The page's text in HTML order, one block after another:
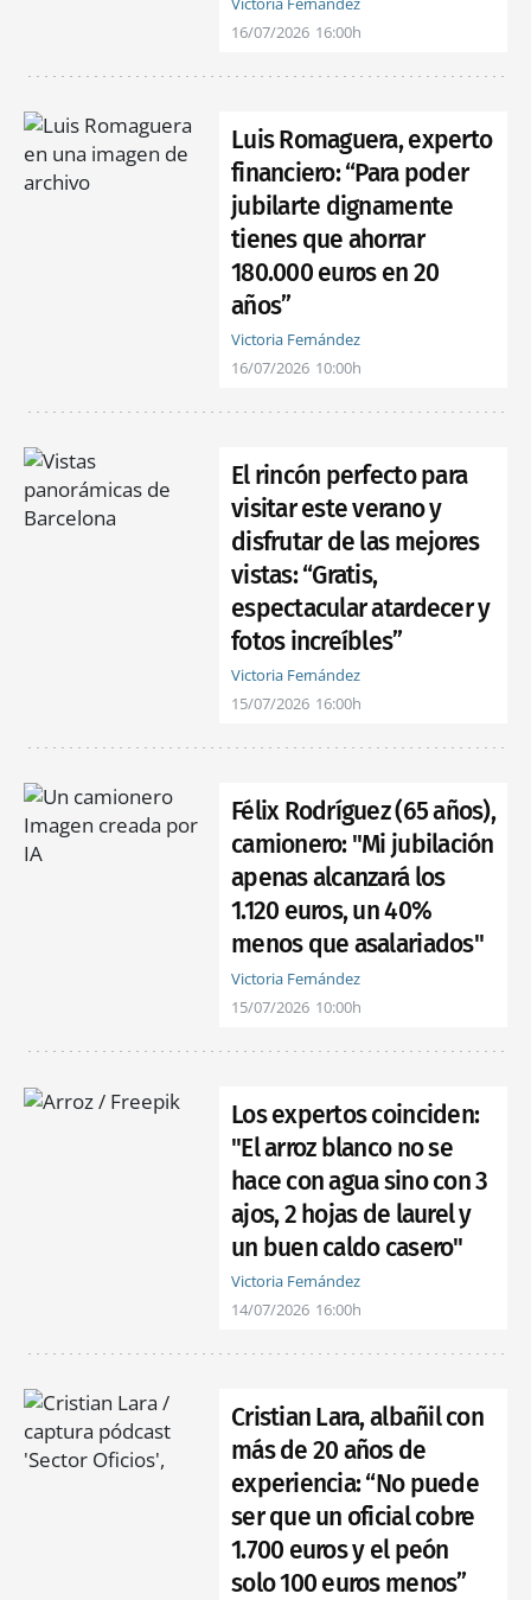
16/07/2026 16:00h
Luis Romaguera, experto
financiero: “Para poder
jubilarte dignamente
tienes que ahorrar
180.000 euros en 20
años”
Victoria Fernández
16/07/2026 10:00h
El rincón perfecto para
visitar este verano y
disfrutar de las mejores
vistas: “Gratis,
espectacular atardecer y
fotos increíbles”
Victoria Fernández
15/07/2026 16:00h
Félix Rodríguez (65 años),
camionero: "Mi jubilación
apenas alcanzará los
1.120 euros, un 40%
menos que asalariados"
Victoria Fernández
15/07/2026 10:00h
Los expertos coinciden:
"El arroz blanco no se
hace con agua sino con 3
ajos, 2 hojas de laurel y
un buen caldo casero"
Victoria Fernández
14/07/2026 16:00h
Cristian Lara, albañil con
más de 20 años de
experiencia: “No puede
ser que un oficial cobre
1.700 euros y el peón
solo 100 euros menos”